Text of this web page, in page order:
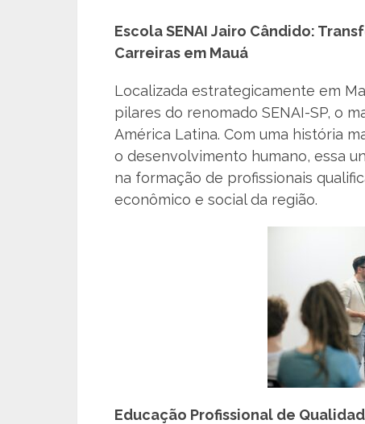
Escola SENAI Jairo Cândido:
Carreiras em Mauá
Localizada estrategicamente em
pilares do renomado SENAI-SP, o
América Latina. Com uma história
o desenvolvimento humano, essa
na formação de profissionais
econômico e social da região.
Educação Profissional de